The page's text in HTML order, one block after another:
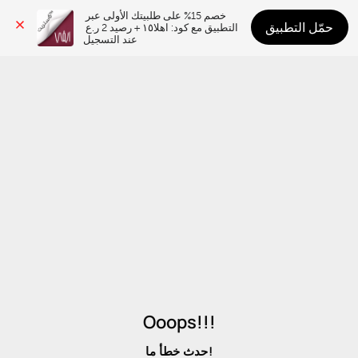
عند التسجيل
حمّل التطبيق
Ooops!!!
حدث خطأ ما!